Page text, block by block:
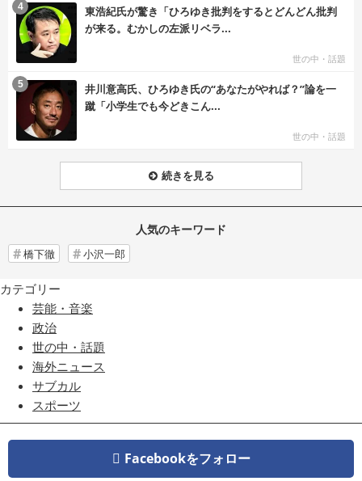
東浩紀氏が驚き「ひろゆき批判をするとどんどん批判
が来る。むかしの左派リベラ...
世の中・話題
4
井川意高氏、ひろゆき氏の“あなたがやれば？”論を一
蹴「小学生でも今どきこん...
世の中・話題
5
続きを見る
人気のキーワード
橋下徹 小沢一郎
カテゴリー
芸能・音楽
政治
世の中・話題
海外ニュース
サブカル
スポーツ
Facebookをフォロー